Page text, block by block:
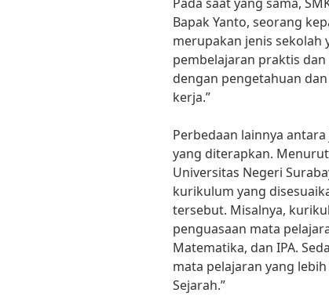
Bapak Yanto, seorang
merupakan jenis sekolah
pembelajaran praktis
dengan pengetahuan
kerja.”
Perbedaan lainnya
yang diterapkan.
Universitas Negeri
kurikulum yang
tersebut. Misalnya,
penguasaan mata
Matematika, dan IPA.
mata pelajaran yang
Sejarah.”